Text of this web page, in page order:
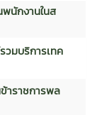
พนักงานในส
มบริการเทค
าราชการพล